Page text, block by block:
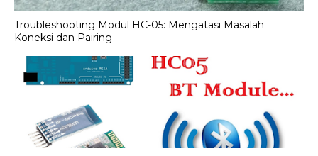
Troubleshooting Modul HC-05: Mengatasi Masalah
Koneksi dan Pairing